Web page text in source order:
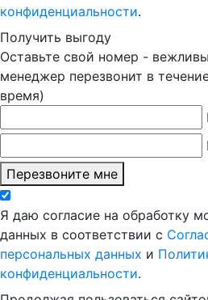
конфиденциальности.
Получить выгоду
Оставьте свой номер -
менеджер перезвонит в
время)
Перезвоните мне
Я даю согласие на обработку
данных в соответствии с
персональных данных и
конфиденциальности.